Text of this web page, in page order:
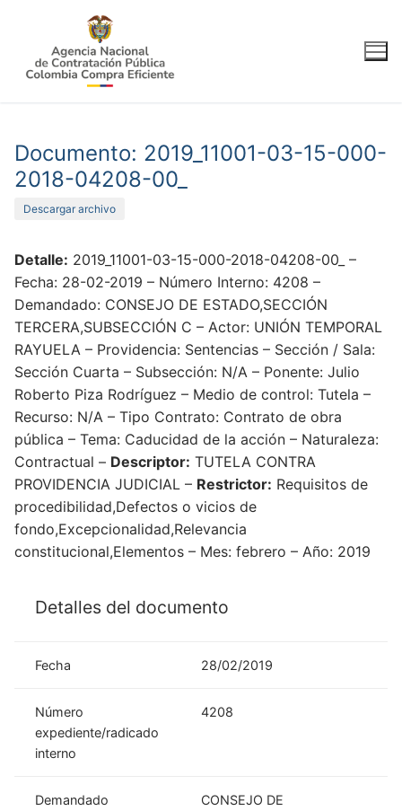
contenido
Documento: 2019_11001-03-15-000-
2018-04208-00_
Descargar archivo
Detalle: 2019_11001-03-15-000-2018-04208-00_ –
Fecha: 28-02-2019 – Número Interno: 4208 –
Demandado: CONSEJO DE ESTADO,SECCIÓN
TERCERA,SUBSECCIÓN C – Actor: UNIÓN TEMPORAL
RAYUELA – Providencia: Sentencias – Sección / Sala:
Sección Cuarta – Subsección: N/A – Ponente: Julio
Roberto Piza Rodríguez – Medio de control: Tutela –
Recurso: N/A – Tipo Contrato: Contrato de obra
pública – Tema: Caducidad de la acción – Naturaleza:
Contractual – Descriptor: TUTELA CONTRA
PROVIDENCIA JUDICIAL – Restrictor: Requisitos de
procedibilidad,Defectos o vicios de
fondo,Excepcionalidad,Relevancia
constitucional,Elementos – Mes: febrero – Año: 2019
Detalles del documento
Fecha 28/02/2019
Número
expediente/radicado
interno
4208
Demandado
CONSEJO DE